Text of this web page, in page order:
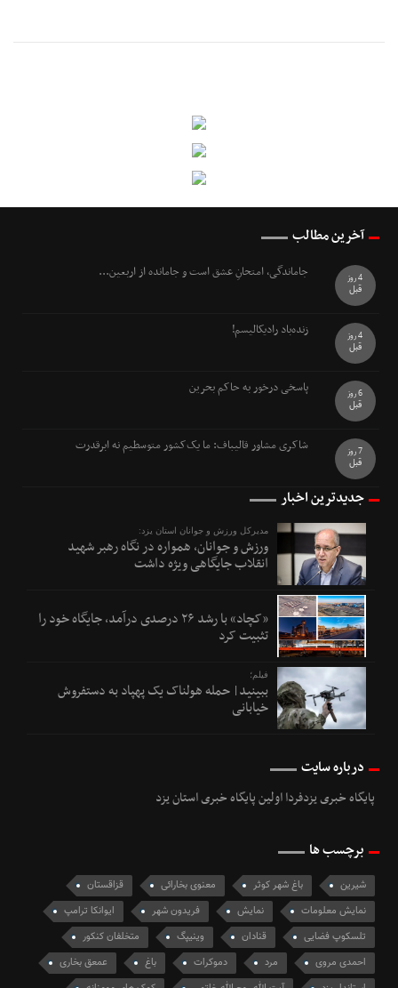
آخرین مطالب
جاماندگی، امتحانِ عشق است و جامانده از اربعین...
4 روز
قبل
زنده‌باد رادیکالیسم!
4 روز
قبل
پاسخی درخور به حاکم بحرین
6 روز
قبل
شاکری مشاور قالیباف: ما یک‌کشور متوسطیم نه ابرقدرت
7 روز
قبل
جدیدترین اخبار
مدیرکل ورزش و جوانان استان یزد:
ورزش و جوانان، همواره در نگاه رهبر شهید
انقلاب جایگاهی ویژه داشت
«کچاد» با رشد ۲۶ درصدی درآمد، جایگاه خود را
تثبیت کرد
فیلم؛
ببینید| حمله هولناک یک پهپاد به دستفروش
خیابانی
درباره سایت
پایگاه خبری یزدفردا اولین پایگاه خبری استان یزد
برچسب ها
شیرین باغ شهر کوثر معنوی بخارائی
قزاقستان
نمایش معلومات
نمایش فریدون شهر
ایوانکا ترامپ
تلسکوپ فضایی
قنادان وینیپگ
متخلفان کنکور
احمدی مروی
مرد دموکرات باغ
عمعق بخاری